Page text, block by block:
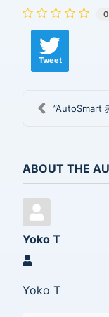
0
Tweet
”AutoSmart
ABOUT THE
Yoko T
Yoko T
Yoko T